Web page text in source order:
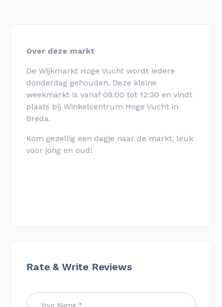
Over deze markt
De Wijkmarkt Hoge Vucht wordt iedere
donderdag gehouden. Deze kleine
weekmarkt is vanaf 09:00 tot 12:30 en vindt
plaats bijWinkelcentrum Hoge Vucht in
Breda.
Kom gezellig een dagje naar de markt, leuk
voor jong en oud!
Rate & Write Reviews